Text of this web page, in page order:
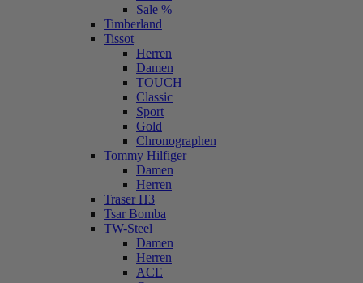
Sale %
Timberland
Tissot
Herren
Damen
TOUCH
Classic
Sport
Gold
Chronographen
Tommy Hilfiger
Damen
Herren
Traser H3
Tsar Bomba
TW-Steel
Damen
Herren
ACE